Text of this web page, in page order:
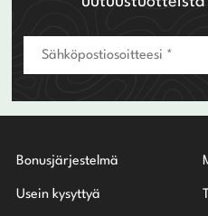
Bonusjärjestelmä
Usein kysyttyä